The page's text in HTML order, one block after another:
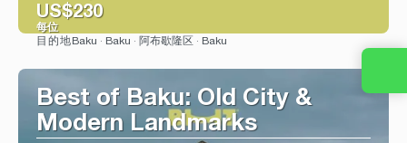
US$230
每位
目的地 Baku · Baku · 阿布歇隆区 · Baku
Best of Baku: Old City &
Modern Landmarks